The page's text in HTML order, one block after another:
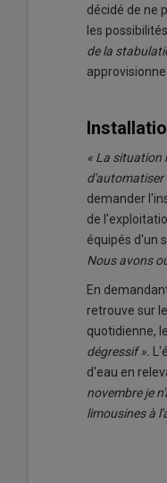
décidé de ne
les
de la
« La situation
d'automatiser
demander
de
équipés d'un
Nous avons
En
retrouve sur
quotidienne,
dégressif ».
d'eau en
novembre je
limousines à